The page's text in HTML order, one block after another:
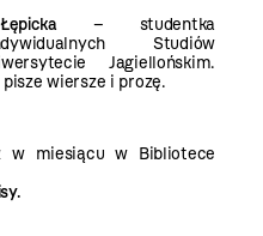
– studentka
Studiów
Jagiellońskim.
wiersze i prozę.
w miesiącu w Bibliotece